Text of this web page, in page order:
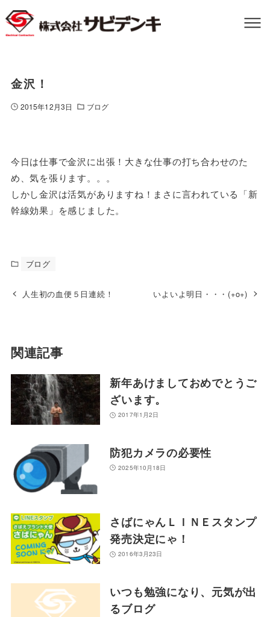
金沢！
2015年12月3日 ブログ
今日は仕事で金沢に出張！大きな仕事の打ち合わせのた
め、気を張ります。。。
しかし金沢は活気がありますね！まさに言われている「新
幹線効果」を感じました。
ブログ
人生初の血便５日連続！ いよいよ明日・・・(+o+)
関連記事
新年あけましておめでとうご
ざいます。
2017年1月2日
防犯カメラの必要性
2025年10月18日
さばにゃんＬＩＮＥスタンプ
発売決定にゃ！
2016年3月23日
いつも勉強になり、元気が出
るブログ